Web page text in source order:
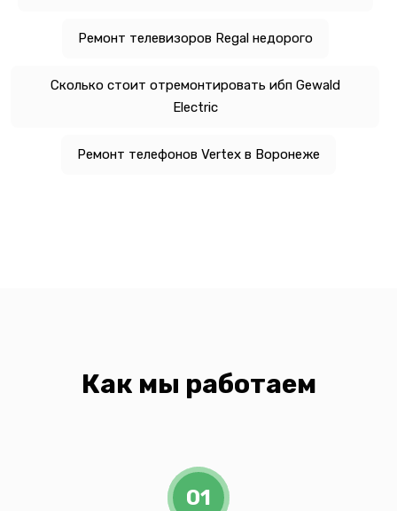
Ремонт телевизоров Regal недорого
Сколько стоит отремонтировать ибп Gewald
Electric
Ремонт телефонов Vertex в Воронеже
Как мы работаем
01